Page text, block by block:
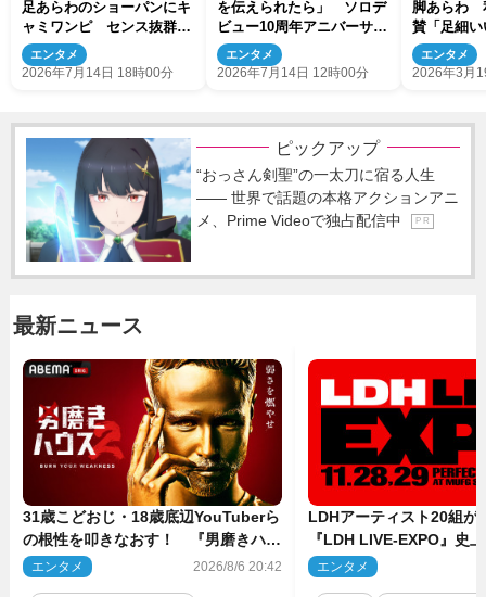
足あらわのショーパンにキ
ャミワンピ センス抜群私
服ショットがかわいい！
エンタメ
2026年7月14日 18時00分
を伝えられたら」 ソロデ
ビュー10周年アニバーサリ
ーブック発売決定！
エンタメ
2026年7月14日 12時00分
脚あらわ
賛「足細
イル良すぎ
エンタメ
2026年3月
ピックアップ
“おっさん剣聖”の一太刀に宿る人生
―― 世界で話題の本格アクションアニ
メ、Prime Videoで独占配信中
P R
最新ニュース
31歳こどおじ・18歳底辺YouTuberら
の根性を叩きなおす！ 『男磨きハウ
ス』第2弾コーチ陣発表
エンタメ 2026/8/6 20:42
LDHアーティスト20組
『LDH LIVE‐EXPO』史
技場で開催決定
エンタメ